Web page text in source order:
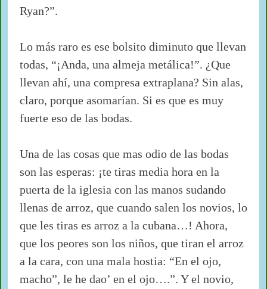
Ryan?”.
Lo más raro es ese bolsito diminuto que llevan
todas, “¡Anda, una almeja metálica!”. ¿Que
llevan ahí, una compresa extraplana? Sin alas,
claro, porque asomarían. Si es que es muy
fuerte eso de las bodas.
Una de las cosas que mas odio de las bodas
son las esperas: ¡te tiras media hora en la
puerta de la iglesia con las manos sudando
llenas de arroz, que cuando salen los novios, lo
que les tiras es arroz a la cubana…! Ahora,
que los peores son los niños, que tiran el arroz
a la cara, con una mala hostia: “En el ojo,
macho”, le he dao’ en el ojo….”. Y el novio,